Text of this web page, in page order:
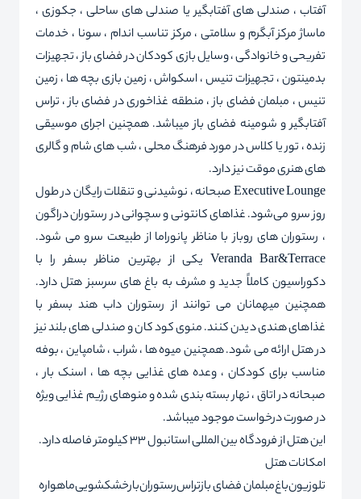
آفتاب ، صندلی های آفتابگیر یا صندلی های ساحلی ، جکوزی ،
ماساژ مرکز آبگرم و سلامتی ، مرکز تناسب اندام ، سونا ، خدمات
تفریحی و خانوادگی ، وسایل بازی کودکان در فضای باز ، تجهیزات
بدمینتون ، تجهیزات تنیس ، اسکواش ، زمین بازی بچه ها ، زمین
تنیس ، مبلمان فضای باز ، منطقه غذاخوری در فضای باز ، تراس
آفتابگیر و شومینه فضای باز میباشد. همچنین اجرای موسیقی
زنده ، تور یا کلاس در مورد فرهنگ محلی ، شب های شام و گالری
های هنری موقت نیز دارد.
Executive Lounge صبحانه ، نوشیدنی و تنقلات رایگان در طول
روز سرو می‌شود. غذاهای کانتونی و سچوانی در رستوران دراگون
، رستوران های روباز با مناظر پانوراما از طبیعت سرو می شود.
Veranda Bar&Terrace یکی از بهترین مناظر بسفر را با
دکوراسیون کاملاً جدید و مشرف به باغ های سرسبز هتل دارد.
همچنین میهمانان می توانند از رستوران داب هند بسفر با
غذاهای هندی دیدن کنند. منوی کودکان و صندلی های بلند نیز
در هتل ارائه می شود. همچنین میوه ها ، شراب ، شامپاین ، بوفه
مناسب برای کودکان ، وعده های غذایی بچه ها ، اسنک بار ،
صبحانه در اتاق ، نهار بسته بندی شده و منوهای رژیم غذایی ویژه
در صورت درخواست موجود میباشد.
این هتل از فرودگاه بین المللی استانبول 33 کیلومتر فاصله دارد.
امکانات هتل
تلوزیونباغمبلمان فضای بازتراسرستورانبارخشکشوییماهواره